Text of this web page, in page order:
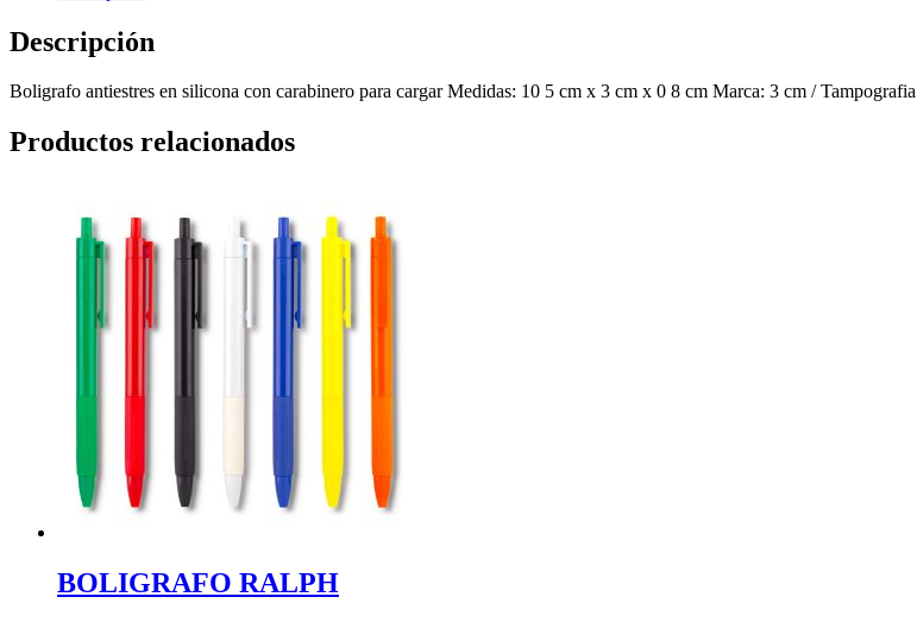
Descripción
Boligrafo antiestres en silicona con carabinero para cargar Medidas: 10 5 cm x 3 cm x 0 8 cm Marca: 3 cm / Tampografia
Productos relacionados
BOLIGRAFO RALPH